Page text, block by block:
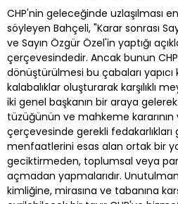
CHP'nin geleceğinde uzlaşılması en
söyleyen Bahçeli, "Karar sonrası
ve Sayın Özgür Özel'in yaptığı
çerçevesindedir. Ancak bunun
dönüştürülmesi bu çabaları yapıcı
kalabalıklar oluşturarak karşılıklı
iki genel başkanın bir araya
tüzüğünün ve mahkeme
çerçevesinde gerekli
menfaatlerini esas alan ortak bir
geciktirmeden, toplumsal veya
açmadan yapmalarıdır.
kimliğine, mirasına ve tabanına